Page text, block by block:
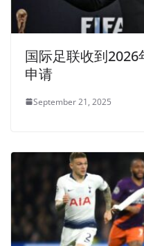
国际足联收到
申请
September 21, 2025